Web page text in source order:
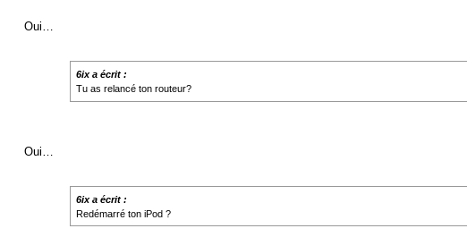
Oui…
6ix a écrit :
Tu as relancé ton routeur?
Oui…
6ix a écrit :
Redémarré ton iPod ?